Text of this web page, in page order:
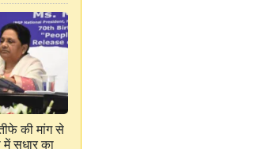
की मांग से
में सुधार का